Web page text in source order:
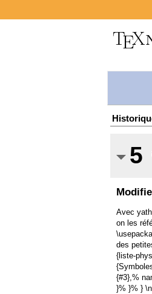
5
Avec
on les
des
{liste-
{#3},%
}% }% }